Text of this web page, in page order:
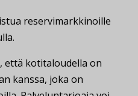
reservimarkkinoille
että kotitaloudella on
kanssa, joka on